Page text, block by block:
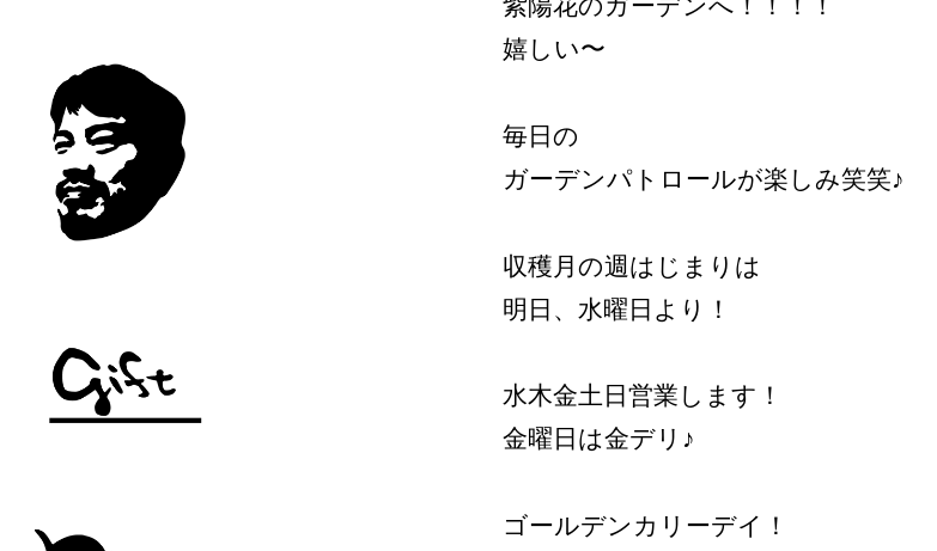
紫陽花のガーデンへ！！！！
嬉しい〜
毎日の
ガーデンパトロールが楽しみ笑笑♪
収穫月の週はじまりは
明日、水曜日より！
水木金土日営業します！
金曜日は金デリ♪
ゴールデンカリーデイ！